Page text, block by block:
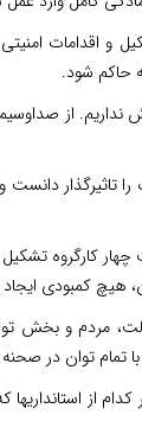
و اقدامات
حاکم شود.
از
دانست و
کارگروه
هیچ کمبودی
مردم و بخش
تمام توان در صحنه
کدام از